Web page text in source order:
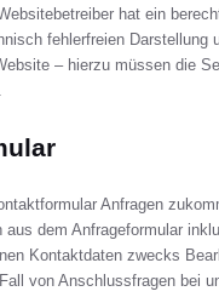
hat ein
fehlerfreien Darstellung
– hierzu müssen die
Anfragen
aus dem Anfrageformular
Kontaktdaten zwecks
von Anschlussfragen bei